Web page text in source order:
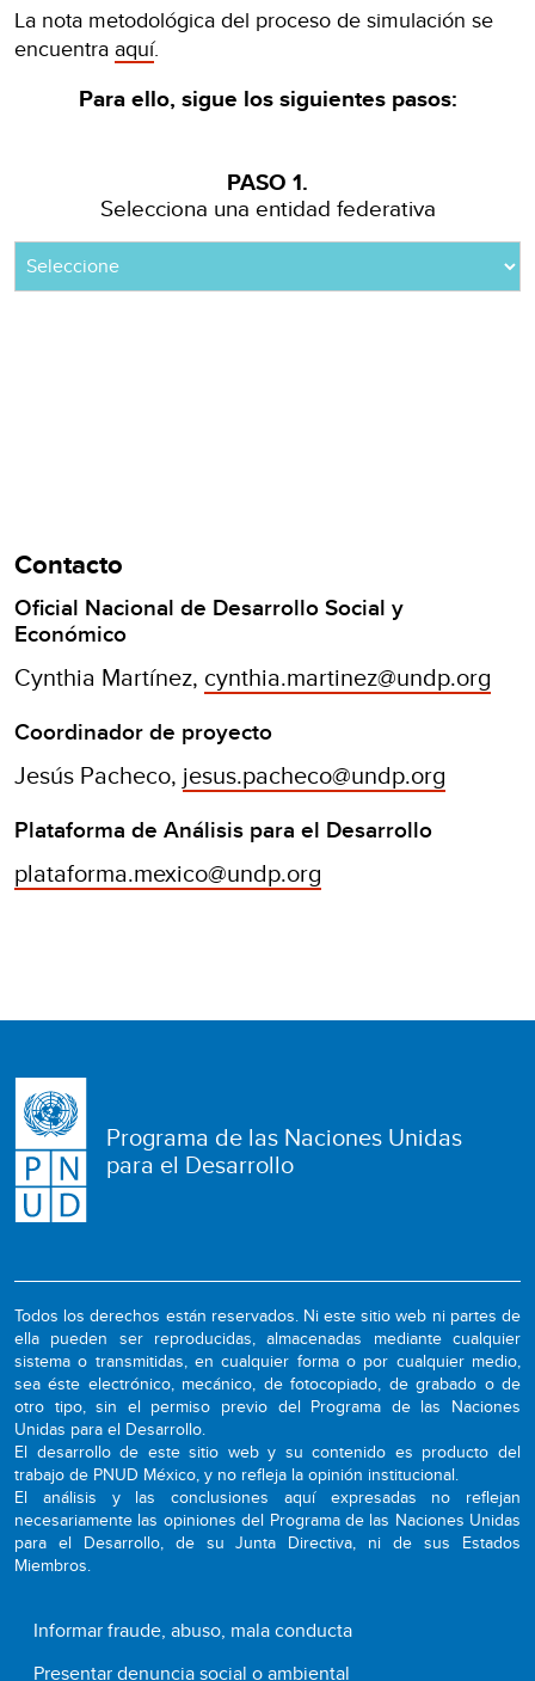
La nota metodológica del proceso de simulación se
encuentra aquí.
Para ello, sigue los siguientes pasos:
PASO 1.
Selecciona una entidad federativa
Contacto
Oficial Nacional de Desarrollo Social y
Económico
Cynthia Martínez, cynthia.martinez@undp.org
Coordinador de proyecto
Jesús Pacheco, jesus.pacheco@undp.org
Plataforma de Análisis para el Desarrollo
plataforma.mexico@undp.org
Programa de las Naciones Unidas
para el Desarrollo
Todos los derechos están reservados. Ni este sitio web ni partes de
ella pueden ser reproducidas, almacenadas mediante cualquier
sistema o transmitidas, en cualquier forma o por cualquier medio,
sea éste electrónico, mecánico, de fotocopiado, de grabado o de
otro tipo, sin el permiso previo del Programa de las Naciones
Unidas para el Desarrollo.
El desarrollo de este sitio web y su contenido es producto del
trabajo de PNUD México, y no refleja la opinión institucional.
El análisis y las conclusiones aquí expresadas no reflejan
necesariamente las opiniones del Programa de las Naciones Unidas
para el Desarrollo, de su Junta Directiva, ni de sus Estados
Miembros.
Informar fraude, abuso, mala conducta
Presentar denuncia social o ambiental